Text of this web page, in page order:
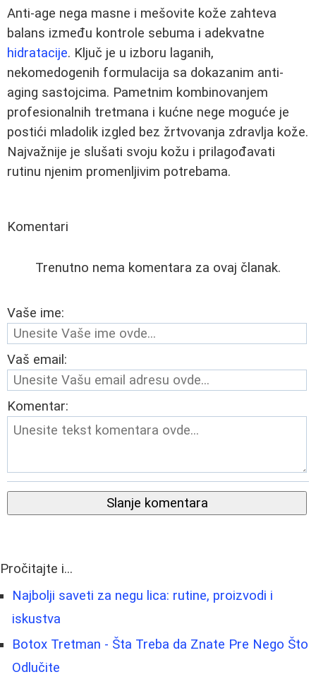
Anti-age nega masne i mešovite kože zahteva
balans između kontrole sebuma i adekvatne
hidratacije. Ključ je u izboru laganih,
nekomedogenih formulacija sa dokazanim anti-
aging sastojcima. Pametnim kombinovanjem
profesionalnih tretmana i kućne nege moguće je
postići mladolik izgled bez žrtvovanja zdravlja kože.
Najvažnije je slušati svoju kožu i prilagođavati
rutinu njenim promenljivim potrebama.
Komentari
Trenutno nema komentara za ovaj članak.
Vaše ime:
Vaš email:
Komentar:
Slanje komentara
Pročitajte i...
Najbolji saveti za negu lica: rutine, proizvodi i
iskustva
Botox Tretman - Šta Treba da Znate Pre Nego Što
Odlučite